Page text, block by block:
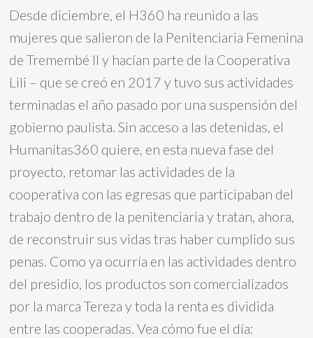
Desde diciembre, el H360 ha reunido a las
mujeres que salieron de la Penitenciaria Femenina
de Tremembé II y hacían parte de la Cooperativa
Lili – que se creó en 2017 y tuvo sus actividades
terminadas el año pasado por una suspensión del
gobierno paulista. Sin acceso a las detenidas, el
Humanitas360 quiere, en esta nueva fase del
proyecto, retomar las actividades de la
cooperativa con las egresas que participaban del
trabajo dentro de la penitenciaria y tratan, ahora,
de reconstruir sus vidas tras haber cumplido sus
penas. Como ya ocurría en las actividades dentro
del presidio, los productos son comercializados
por la marca Tereza y toda la renta es dividida
entre las cooperadas. Vea cómo fue el día: